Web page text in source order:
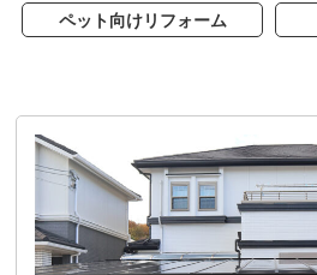
ペット向けリフォーム